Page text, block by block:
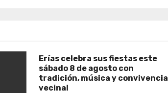
Erías celebra sus fiestas este
sábado 8 de agosto con
tradición, música y convivencia
vecinal